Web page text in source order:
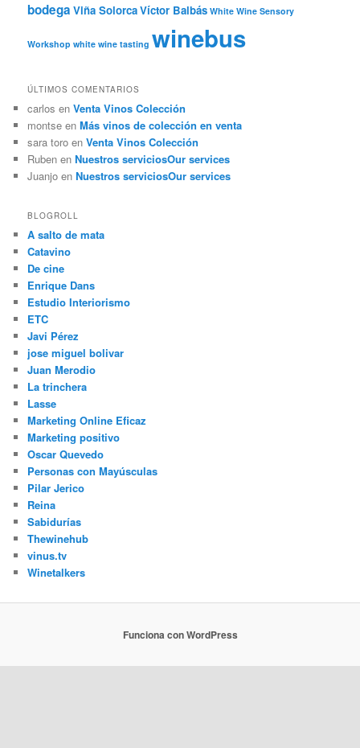
bodega Viña SolorcaVíctor Balbás White Wine Sensory
Workshop white wine tasting winebus
ÚLTIMOS COMENTARIOS
carlos enVenta Vinos Colección
montse enMás vinos de colección en venta
sara toro enVenta Vinos Colección
Ruben enNuestros serviciosOur services
Juanjo enNuestros serviciosOur services
BLOGROLL
A salto de mata
Catavino
De cine
Enrique Dans
Estudio Interiorismo
ETC
Javi Pérez
jose miguel bolivar
Juan Merodio
La trinchera
Lasse
Marketing Online Eficaz
Marketing positivo
Oscar Quevedo
Personas con Mayúsculas
Pilar Jerico
Reina
Sabidurías
Thewinehub
vinus.tv
Winetalkers
Funciona con WordPress